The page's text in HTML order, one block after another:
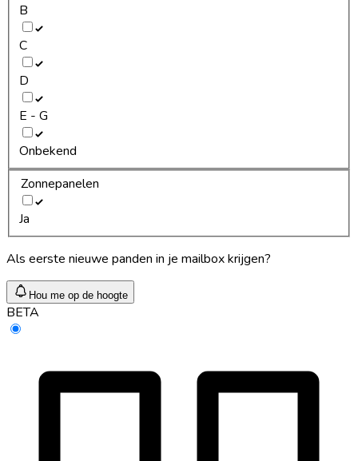
B
C
D
E - G
Onbekend
Zonnepanelen
Ja
Als eerste nieuwe panden in je mailbox krijgen?
Hou me op de hoogte
BETA